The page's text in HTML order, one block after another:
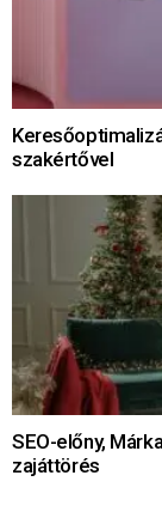
szakértővel
SEO-előny,
zajáttörés